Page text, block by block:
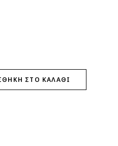
Ντεκολτέ quantity
ΣΤΟ ΚΑΛΆΘΙ